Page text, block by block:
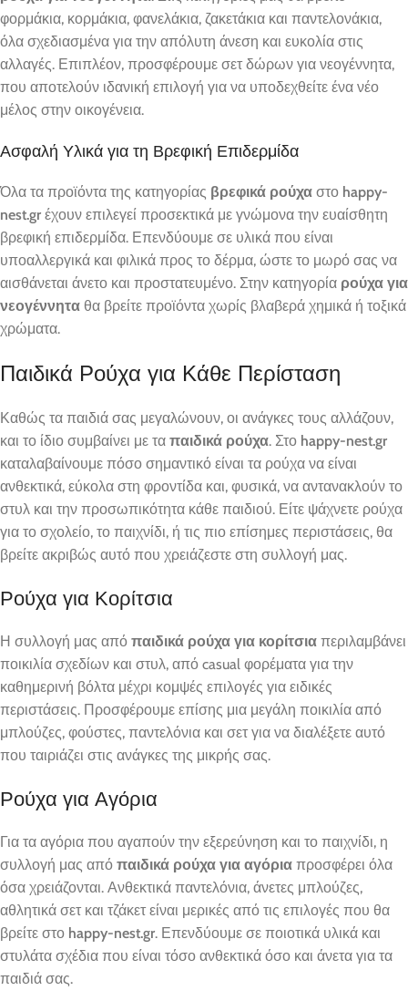
φορμάκια, κορμάκια, φανελάκια, ζακετάκια και παντελονάκια,
όλα σχεδιασμένα για την απόλυτη άνεση και ευκολία στις
αλλαγές. Επιπλέον, προσφέρουμε σετ δώρων για νεογέννητα,
που αποτελούν ιδανική επιλογή για να υποδεχθείτε ένα νέο
μέλος στην οικογένεια.
Ασφαλή Υλικά για τη Βρεφική Επιδερμίδα
Όλα τα προϊόντα της κατηγορίας βρεφικά ρούχα στο happy-
nest.gr έχουν επιλεγεί προσεκτικά με γνώμονα την ευαίσθητη
βρεφική επιδερμίδα. Επενδύουμε σε υλικά που είναι
υποαλλεργικά και φιλικά προς το δέρμα, ώστε το μωρό σας να
αισθάνεται άνετο και προστατευμένο. Στην κατηγορία ρούχα για
νεογέννητα θα βρείτε προϊόντα χωρίς βλαβερά χημικά ή τοξικά
χρώματα.
Παιδικά Ρούχα για Κάθε Περίσταση
Καθώς τα παιδιά σας μεγαλώνουν, οι ανάγκες τους αλλάζουν,
και το ίδιο συμβαίνει με τα παιδικά ρούχα. Στο happy-nest.gr
καταλαβαίνουμε πόσο σημαντικό είναι τα ρούχα να είναι
ανθεκτικά, εύκολα στη φροντίδα και, φυσικά, να αντανακλούν το
στυλ και την προσωπικότητα κάθε παιδιού. Είτε ψάχνετε ρούχα
για το σχολείο, το παιχνίδι, ή τις πιο επίσημες περιστάσεις, θα
βρείτε ακριβώς αυτό που χρειάζεστε στη συλλογή μας.
Ρούχα για Κορίτσια
Η συλλογή μας από παιδικά ρούχα για κορίτσια περιλαμβάνει
ποικιλία σχεδίων και στυλ, από casual φορέματα για την
καθημερινή βόλτα μέχρι κομψές επιλογές για ειδικές
περιστάσεις. Προσφέρουμε επίσης μια μεγάλη ποικιλία από
μπλούζες, φούστες, παντελόνια και σετ για να διαλέξετε αυτό
που ταιριάζει στις ανάγκες της μικρής σας.
Ρούχα για Αγόρια
Για τα αγόρια που αγαπούν την εξερεύνηση και το παιχνίδι, η
συλλογή μας από παιδικά ρούχα για αγόρια προσφέρει όλα
όσα χρειάζονται. Ανθεκτικά παντελόνια, άνετες μπλούζες,
αθλητικά σετ και τζάκετ είναι μερικές από τις επιλογές που θα
βρείτε στο happy-nest.gr. Επενδύουμε σε ποιοτικά υλικά και
στυλάτα σχέδια που είναι τόσο ανθεκτικά όσο και άνετα για τα
παιδιά σας.